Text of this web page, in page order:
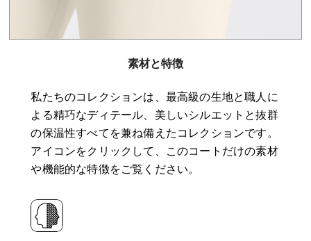
素材と特徴
私たちのコレクションは、最高級の生地と職人に
よる精巧なディテール、美しいシルエットと抜群
の保温性すべてを兼ね備えたコレクションです。
アイコンをクリックして、このコートだけの素材
や機能的な特徴をご覧ください。